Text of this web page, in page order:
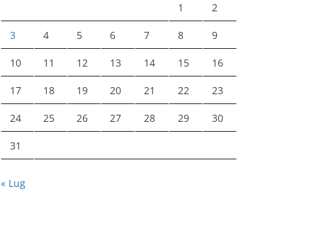
1 2
3 4 5 6 7 8 9
10 11 12 13 14 15 16
17 18 19 20 21 22 23
24 25 26 27 28 29 30
31
« Lug